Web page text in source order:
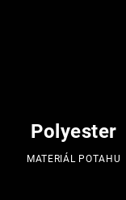
Polyester
MATERIÁL POTAHU